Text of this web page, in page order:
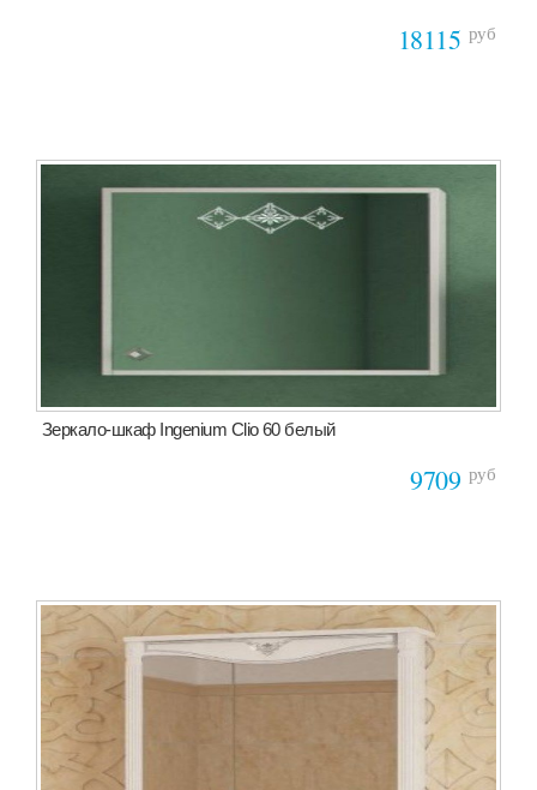
18115 руб
Зеркало-шкаф Ingenium Clio 60 белый
9709 руб